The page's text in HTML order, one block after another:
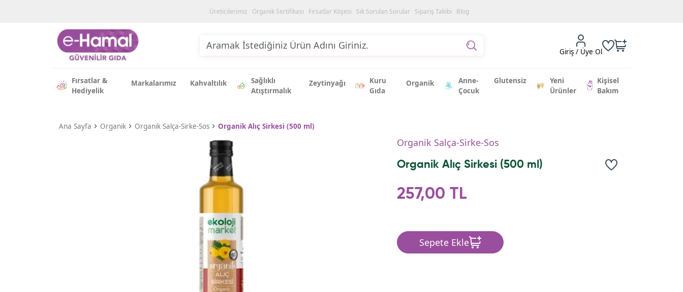
Üreticilerimiz Organik Sertifikası Fırsatlar Köşesi Sık Sorulan Sorular Sipariş Takibi Blog
Giriş / Üye Ol
Fırsatlar &
Hediyelik
Markalarımız Kahvaltılık
Sağlıklı
Atıştırmalık
Zeytinyağı
Kuru
Gıda
Organik
Anne-
Çocuk
Glutensiz
Yeni
Ürünler
Kişisel
Bakım
Ana Sayfa Organik Organik Salça-Sirke-Sos Organik Alıç Sirkesi (500 ml)
Organik Salça-Sirke-Sos
Organik Alıç Sirkesi (500 ml)
257,00 TL
Sepete Ekle